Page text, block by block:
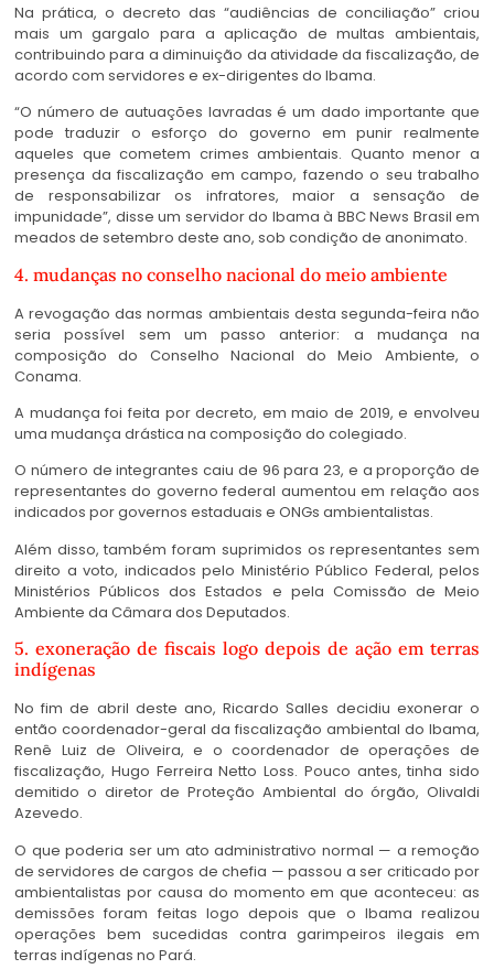
Na prática, o decreto das “audiências de conciliação” criou
mais um gargalo para a aplicação de multas ambientais,
contribuindo para a diminuição da atividade da fiscalização, de
acordo com servidores e ex-dirigentes do Ibama.
“O número de autuações lavradas é um dado importante que
pode traduzir o esforço do governo em punir realmente
aqueles que cometem crimes ambientais. Quanto menor a
presença da fiscalização em campo, fazendo o seu trabalho
de responsabilizar os infratores, maior a sensação de
impunidade”, disse um servidor do Ibama à BBC News Brasil em
meados de setembro deste ano, sob condição de anonimato.
4. mudanças no conselho nacional do meio ambiente
A revogação das normas ambientais desta segunda-feira não
seria possível sem um passo anterior: a mudança na
composição do Conselho Nacional do Meio Ambiente, o
Conama.
A mudança foi feita por decreto, em maio de 2019, e envolveu
uma mudança drástica na composição do colegiado.
O número de integrantes caiu de 96 para 23, e a proporção de
representantes do governo federal aumentou em relação aos
indicados por governos estaduais e ONGs ambientalistas.
Além disso, também foram suprimidos os representantes sem
direito a voto, indicados pelo Ministério Público Federal, pelos
Ministérios Públicos dos Estados e pela Comissão de Meio
Ambiente da Câmara dos Deputados.
5. exoneração de fiscais logo depois de ação em terras
indígenas
No fim de abril deste ano, Ricardo Salles decidiu exonerar o
então coordenador-geral da fiscalização ambiental do Ibama,
Renê Luiz de Oliveira, e o coordenador de operações de
fiscalização, Hugo Ferreira Netto Loss. Pouco antes, tinha sido
demitido o diretor de Proteção Ambiental do órgão, Olivaldi
Azevedo.
O que poderia ser um ato administrativo normal — a remoção
de servidores de cargos de chefia — passou a ser criticado por
ambientalistas por causa do momento em que aconteceu: as
demissões foram feitas logo depois que o Ibama realizou
operações bem sucedidas contra garimpeiros ilegais em
terras indígenas no Pará.